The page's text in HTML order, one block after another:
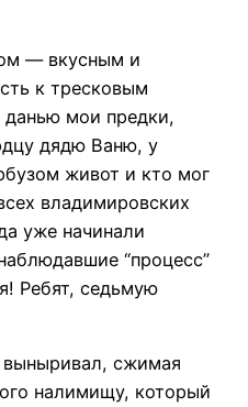
вкусным и
к тресковым
данью мои предки,
дядю Ваню, у
живот и кто мог
владимировских
уже начинали
“процесс”
Ребят, седьмую
сжимая
налимищу, который